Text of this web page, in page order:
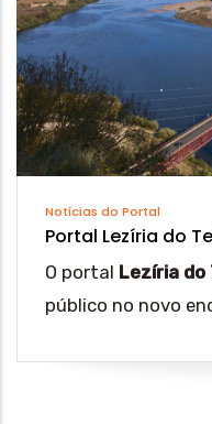
Notícias do Portal
Portal Lezíria do
O portal Lezíria do
público no novo